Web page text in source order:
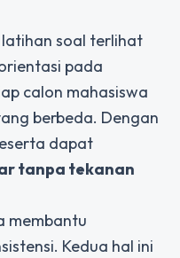
soal terlihat
pada
calon mahasiswa
berbeda. Dengan
dapat
tanpa tekanan
membantu
Kedua hal ini